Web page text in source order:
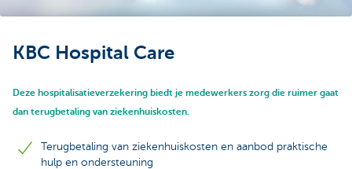
KBC Hospital Care
Deze hospitalisatieverzekering biedt je medewerkers zorg die ruimer gaat
dan terugbetaling van ziekenhuiskosten.
Terugbetaling van ziekenhuiskosten en aanbod praktische
hulp en ondersteuning